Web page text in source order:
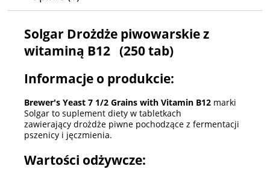
Solgar Drożdże piwowarskie z
witaminą B12 (250 tab)
Informacje o produkcie:
Brewer's Yeast 7 1/2 Grains with Vitamin B12 marki
Solgar to suplement diety w tabletkach
zawierający drożdże piwne pochodzące z fermentacji
pszenicy i jęczmienia.
Wartości odżywcze: